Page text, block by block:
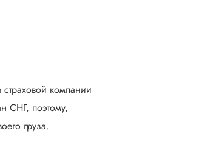
страховой компании
СНГ, поэтому,
груза.